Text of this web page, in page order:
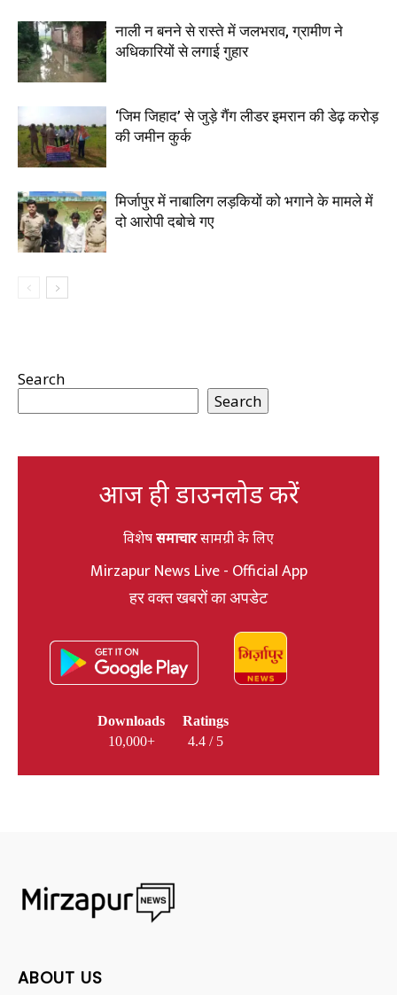
नाली न बनने से रास्ते में जलभराव, ग्रामीण ने
अधिकारियों से लगाई गुहार
‘जिम जिहाद’ से जुड़े गैंग लीडर इमरान की डेढ़ करोड़
की जमीन कुर्क
मिर्जापुर में नाबालिग लड़कियों को भगाने के मामले में
दो आरोपी दबोचे गए
Search
Search
आज ही डाउनलोड करें
विशेषसमाचारसामग्री के लिए
Mirzapur News Live - Official App
हर वक्त खबरों का अपडेट
Downloads
10,000+
Ratings
4.4 / 5
ABOUT US